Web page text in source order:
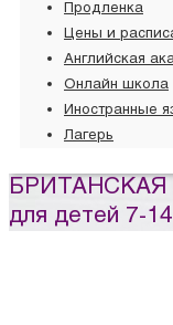
Продленка
Цены и
Английская
Онлайн школа
Иностранные
Лагерь
для детей 7-